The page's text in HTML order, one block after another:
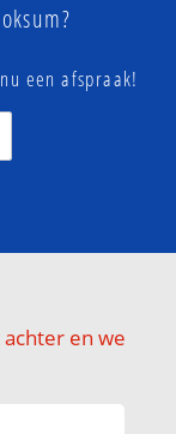
een afspraak!
en we